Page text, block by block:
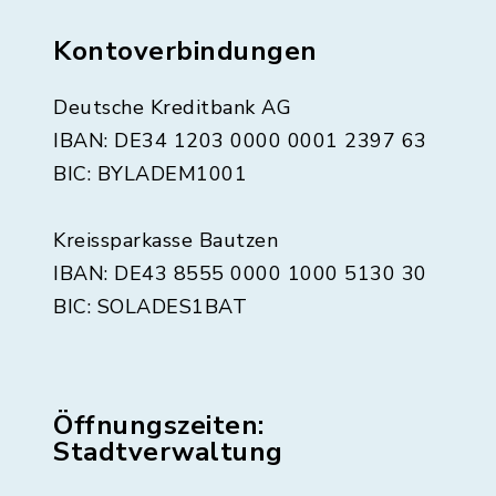
Kontoverbindungen
Deutsche Kreditbank AG
IBAN: DE34 1203 0000 0001 2397 63
BIC: BYLADEM1001
Kreissparkasse Bautzen
IBAN: DE43 8555 0000 1000 5130 30
BIC: SOLADES1BAT
Öffnungszeiten:
Stadtverwaltung